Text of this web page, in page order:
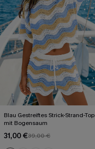
Blau Gestreiftes Strick-Strand-Top
mit Bogensaum
31,00 €39,00 €